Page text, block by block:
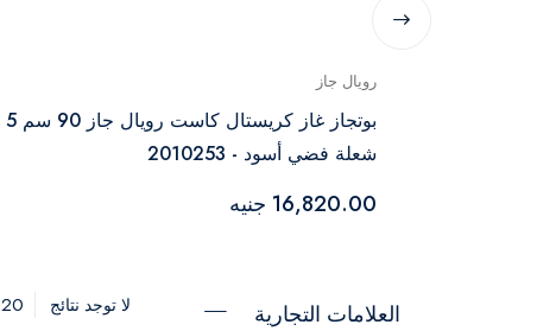
رويال جاز
بوتجاز غاز كريستال كاست رويال جاز 90 سم 5
شعلة فضي أسود - 2010253
16,820.00 جنيه
العلامات التجارية لا توجد نتائج 20